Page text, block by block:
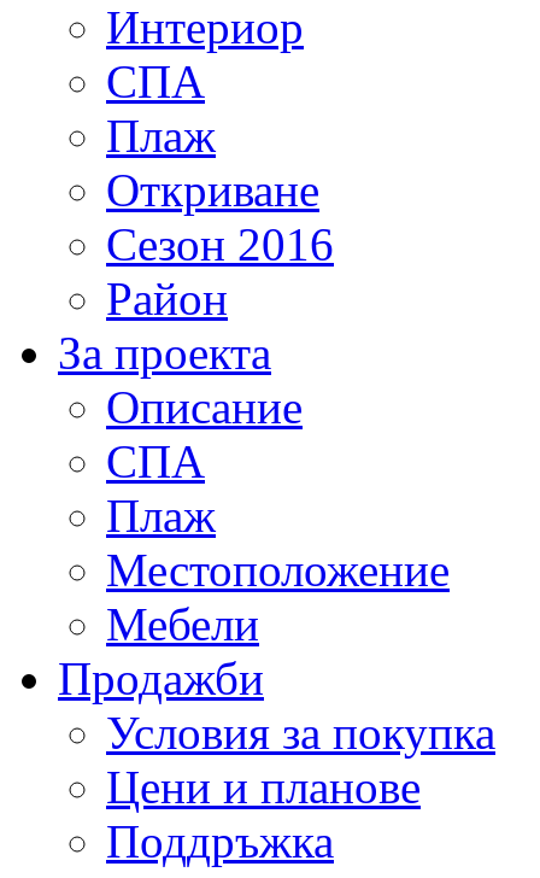
Интериор
СПА
Плаж
Откриване
Сезон 2016
Район
За проекта
Описание
СПА
Плаж
Местоположение
Мебели
Продажби
Условия за покупка
Цени и планове
Поддръжка